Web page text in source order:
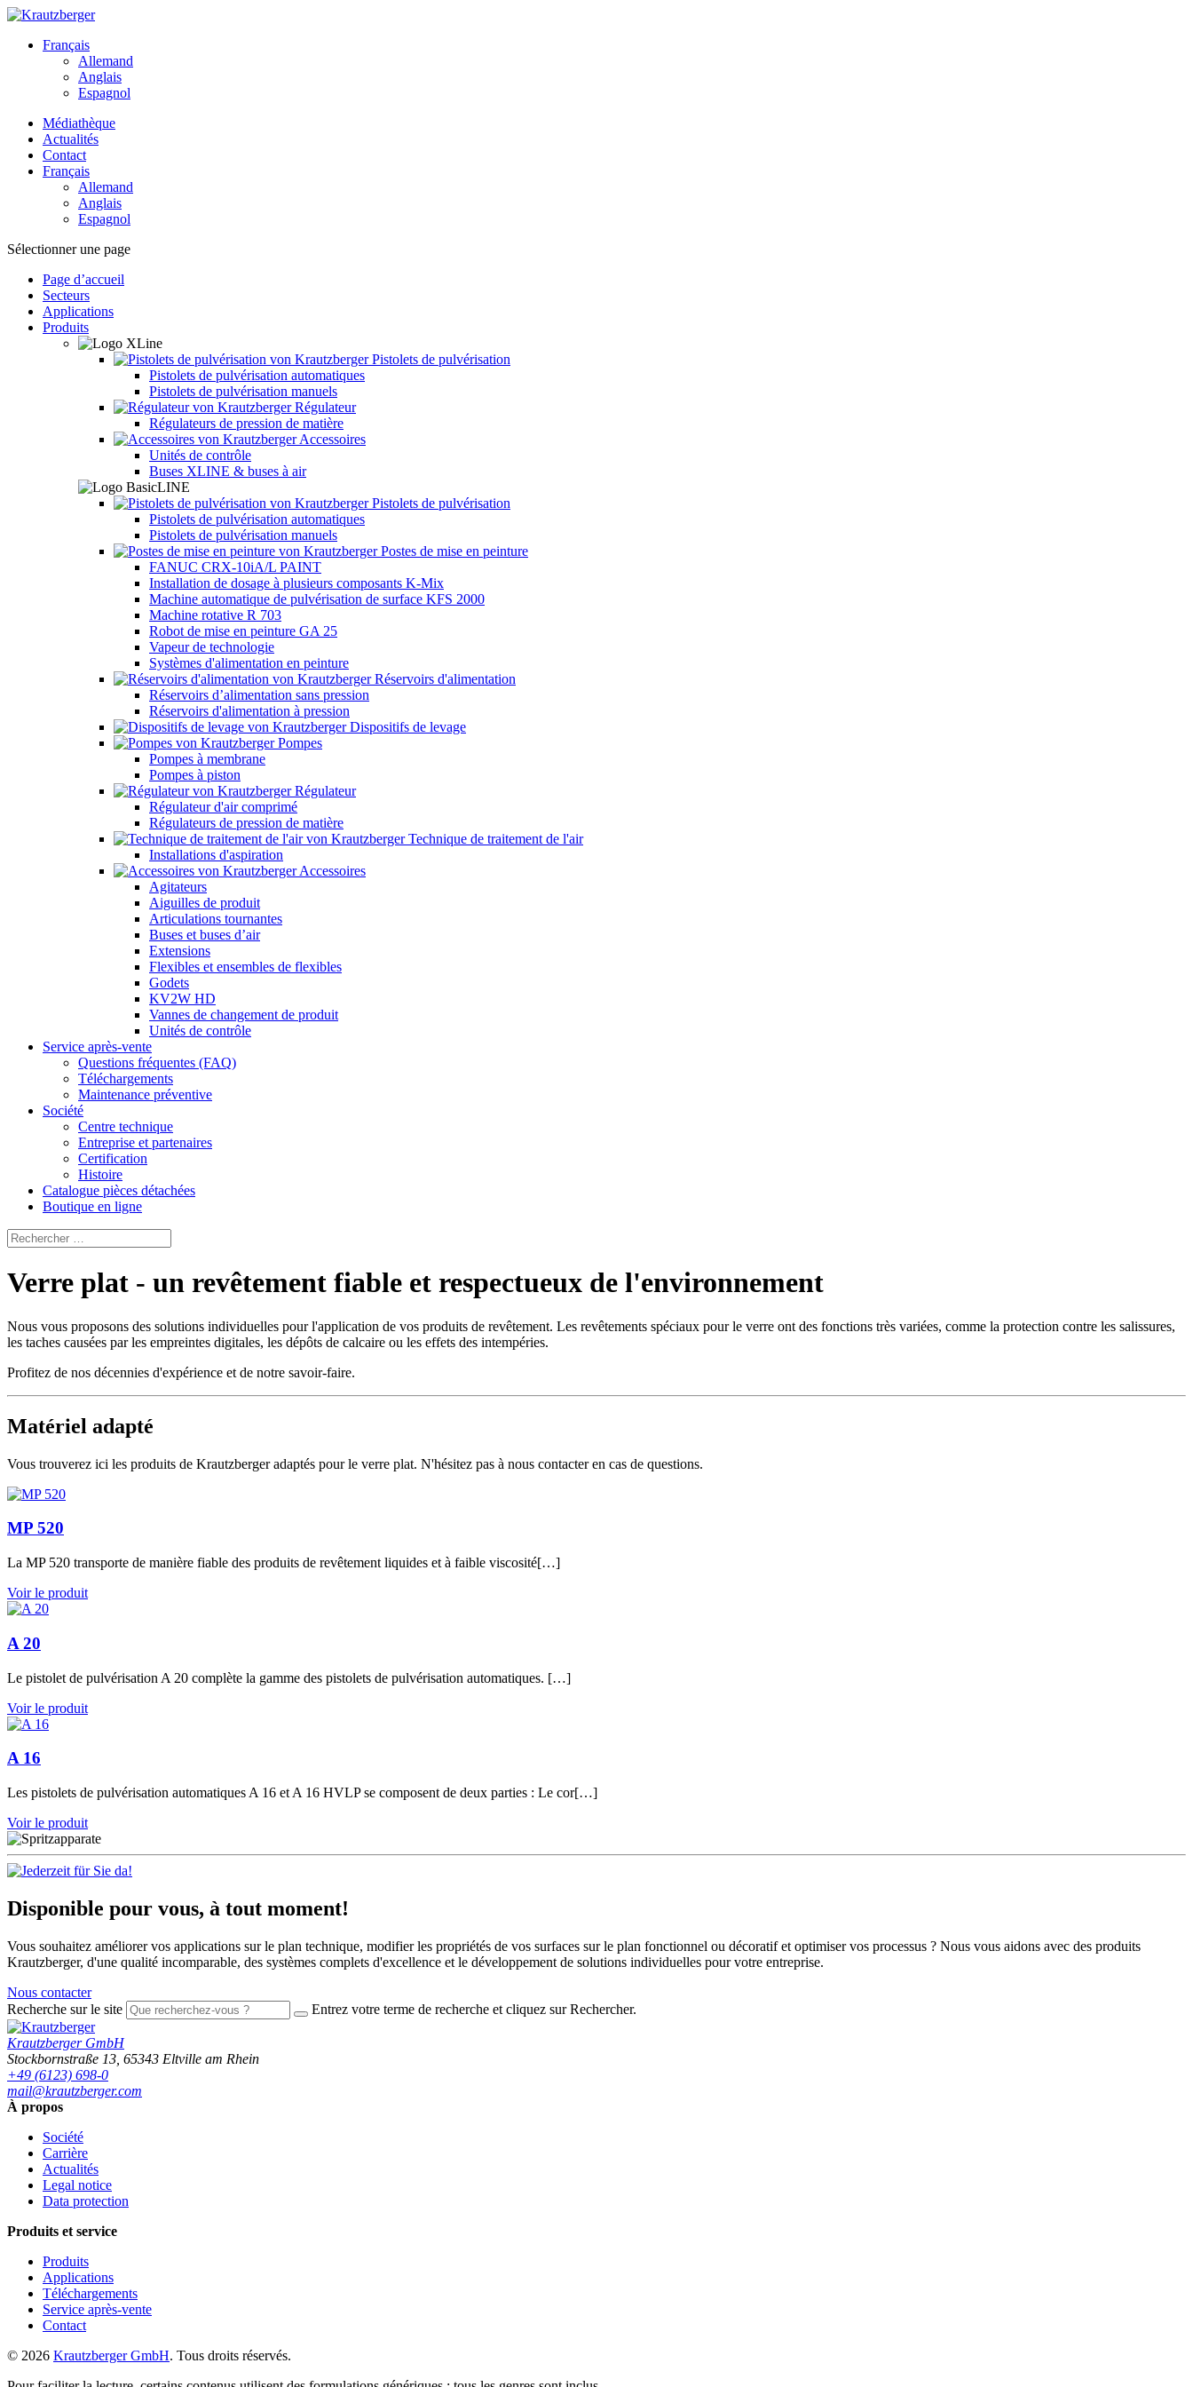
Français
Allemand
Anglais
Espagnol
Médiathèque
Actualités
Contact
Français
Allemand
Anglais
Espagnol
Sélectionner une page
Page d’accueil
Secteurs
Applications
Produits
Pistolets de pulvérisation
Pistolets de pulvérisation automatiques
Pistolets de pulvérisation manuels
Régulateur
Régulateurs de pression de matière
Accessoires
Unités de contrôle
Buses XLINE & buses à air
Pistolets de pulvérisation
Pistolets de pulvérisation automatiques
Pistolets de pulvérisation manuels
Postes de mise en peinture
FANUC CRX-10iA/L PAINT
Installation de dosage à plusieurs composants K-Mix
Machine automatique de pulvérisation de surface KFS 2000
Machine rotative R 703
Robot de mise en peinture GA 25
Vapeur de technologie
Systèmes d'alimentation en peinture
Réservoirs d'alimentation
Réservoirs d’alimentation sans pression
Réservoirs d'alimentation à pression
Dispositifs de levage
Pompes
Pompes à membrane
Pompes à piston
Régulateur
Régulateur d'air comprimé
Régulateurs de pression de matière
Technique de traitement de l'air
Installations d'aspiration
Accessoires
Agitateurs
Aiguilles de produit
Articulations tournantes
Buses et buses d’air
Extensions
Flexibles et ensembles de flexibles
Godets
KV2W HD
Vannes de changement de produit
Unités de contrôle
Service après-vente
Questions fréquentes (FAQ)
Téléchargements
Maintenance préventive
Société
Centre technique
Entreprise et partenaires
Certification
Histoire
Catalogue pièces détachées
Boutique en ligne
Verre plat - un revêtement fiable et respectueux de l'environnement
Nous vous proposons des solutions individuelles pour l'application de vos produits de revêtement. Les revêtements spéciaux pour le verre ont des fonctions très variées, comme la protection contre les salissures,
les taches causées par les empreintes digitales, les dépôts de calcaire ou les effets des intempéries.
Profitez de nos décennies d'expérience et de notre savoir-faire.
Matériel adapté
Vous trouverez ici les produits de Krautzberger adaptés pour le verre plat. N'hésitez pas à nous contacter en cas de questions.
MP 520
La MP 520 transporte de manière fiable des produits de revêtement liquides et à faible viscosité[…]
Voir le produit
A 20
Le pistolet de pulvérisation A 20 complète la gamme des pistolets de pulvérisation automatiques. […]
Voir le produit
A 16
Les pistolets de pulvérisation automatiques A 16 et A 16 HVLP se composent de deux parties : Le cor[…]
Voir le produit
Disponible pour vous, à tout moment!
Vous souhaitez améliorer vos applications sur le plan technique, modifier les propriétés de vos surfaces sur le plan fonctionnel ou décoratif et optimiser vos processus ? Nous vous aidons avec des produits
Krautzberger, d'une qualité incomparable, des systèmes complets d'excellence et le développement de solutions individuelles pour votre entreprise.
Nous contacter
Recherche sur le site
Entrez votre terme de recherche et cliquez sur Rechercher.
Krautzberger GmbH
Stockbornstraße 13 65343 Eltville am Rhein
+49 (6123) 698-0
mail@krautzberger.com
À propos
Société
Carrière
Actualités
Legal notice
Data protection
Produits et service
Produits
Applications
Téléchargements
Service après-vente
Contact
© 2026 Krautzberger GmbH. Tous droits réservés.